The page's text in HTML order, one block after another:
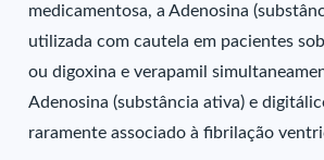
medicamentosa, a Adenosina
utilizada com cautela em pacientes
ou digoxina e verapamil
Adenosina (substância ativa) e
raramente associado à fibrilação